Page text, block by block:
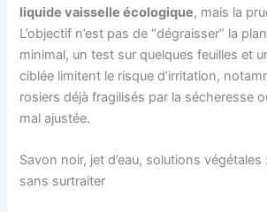
liquide vaisselle écologique, mais la
L’objectif n’est pas de “dégraisser” la
minimal, un test sur quelques feuilles et
ciblée limitent le risque d’irritation,
rosiers déjà fragilisés par la sécheresse
mal ajustée.
Savon noir, jet d’eau, solutions
sans surtraiter